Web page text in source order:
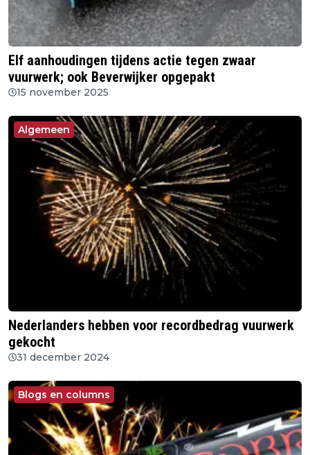
Elf aanhoudingen tijdens actie tegen zwaar
vuurwerk; ook Beverwijker opgepakt
15 november 2025
Algemeen
Nederlanders hebben voor recordbedrag vuurwerk
gekocht
31 december 2024
Blogs en columns